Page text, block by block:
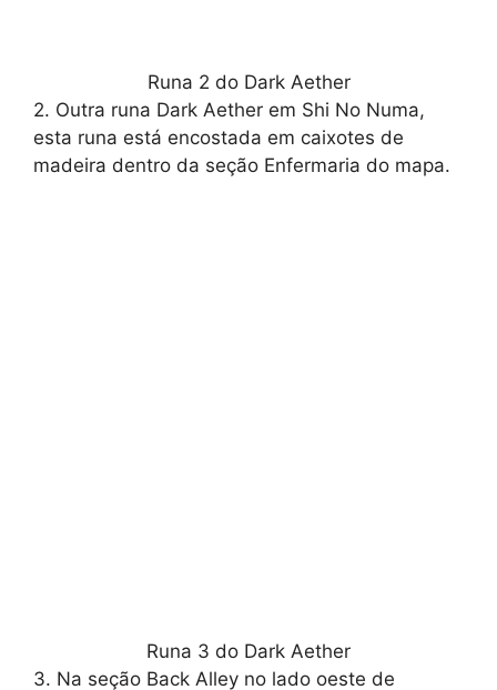
Runa 2 do Dark Aether
2. Outra runa Dark Aether em Shi No Numa,
esta runa está encostada em caixotes de
madeira dentro da seção Enfermaria do mapa.
Runa 3 do Dark Aether
3. Na seção Back Alley no lado oeste de